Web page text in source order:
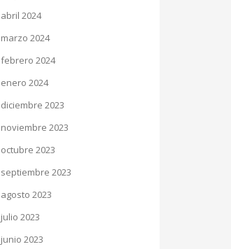
abril 2024
marzo 2024
febrero 2024
enero 2024
diciembre 2023
noviembre 2023
octubre 2023
septiembre 2023
agosto 2023
julio 2023
junio 2023